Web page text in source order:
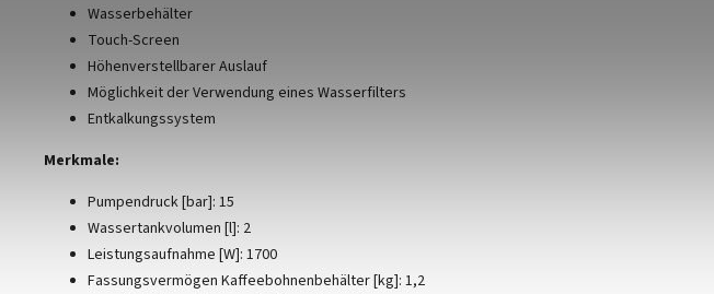
Wasserbehälter
Touch-Screen
Höhenverstellbarer Auslauf
Möglichkeit der Verwendung eines Wasserfilters
Entkalkungssystem
Merkmale:
Pumpendruck [bar]: 15
Wassertankvolumen [l]: 2
Leistungsaufnahme [W]: 1700
Fassungsvermögen Kaffeebohnenbehälter [kg]: 1,2